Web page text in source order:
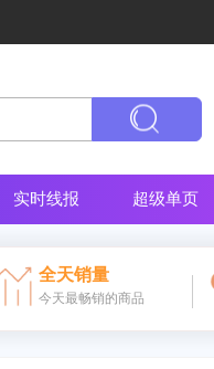
实时线报 超级单页
全天销量
今天最畅销的商品